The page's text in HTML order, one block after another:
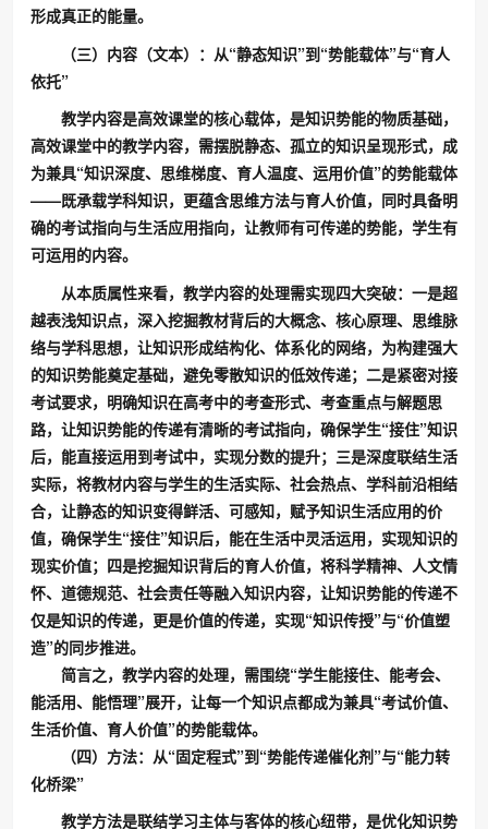
形成真正的能量。
（三）内容（文本）：从“静态知识”到“势能载体”与“育人
依托”
教学内容是高效课堂的核心载体，是知识势能的物质基础，
高效课堂中的教学内容，需摆脱静态、孤立的知识呈现形式，成
为兼具“知识深度、思维梯度、育人温度、运用价值”的势能载体
——既承载学科知识，更蕴含思维方法与育人价值，同时具备明
确的考试指向与生活应用指向，让教师有可传递的势能，学生有
可运用的内容。
从本质属性来看，教学内容的处理需实现四大突破：一是超
越表浅知识点，深入挖掘教材背后的大概念、核心原理、思维脉
络与学科思想，让知识形成结构化、体系化的网络，为构建强大
的知识势能奠定基础，避免零散知识的低效传递；二是紧密对接
考试要求，明确知识在高考中的考查形式、考查重点与解题思
路，让知识势能的传递有清晰的考试指向，确保学生“接住”知识
后，能直接运用到考试中，实现分数的提升；三是深度联结生活
实际，将教材内容与学生的生活实际、社会热点、学科前沿相结
合，让静态的知识变得鲜活、可感知，赋予知识生活应用的价
值，确保学生“接住”知识后，能在生活中灵活运用，实现知识的
现实价值；四是挖掘知识背后的育人价值，将科学精神、人文情
怀、道德规范、社会责任等融入知识内容，让知识势能的传递不
仅是知识的传递，更是价值的传递，实现“知识传授”与“价值塑
造”的同步推进。
简言之，教学内容的处理，需围绕“学生能接住、能考会、
能活用、能悟理”展开，让每一个知识点都成为兼具“考试价值、
生活价值、育人价值”的势能载体。
（四）方法：从“固定程式”到“势能传递催化剂”与“能力转
化桥梁”
教学方法是联结学习主体与客体的核心纽带，是优化知识势